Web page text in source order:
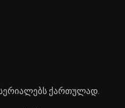
სერიალებს ქართულად.